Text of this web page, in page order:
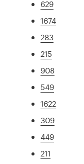
629
1674
283
215
908
549
1622
309
449
211